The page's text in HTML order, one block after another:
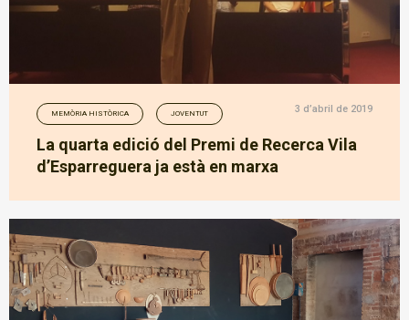
MEMÒRIA HISTÒRICA JOVENTUT 3 d’abril de 2019
La quarta edició del Premi de Recerca Vila
d’Esparreguera ja està en marxa